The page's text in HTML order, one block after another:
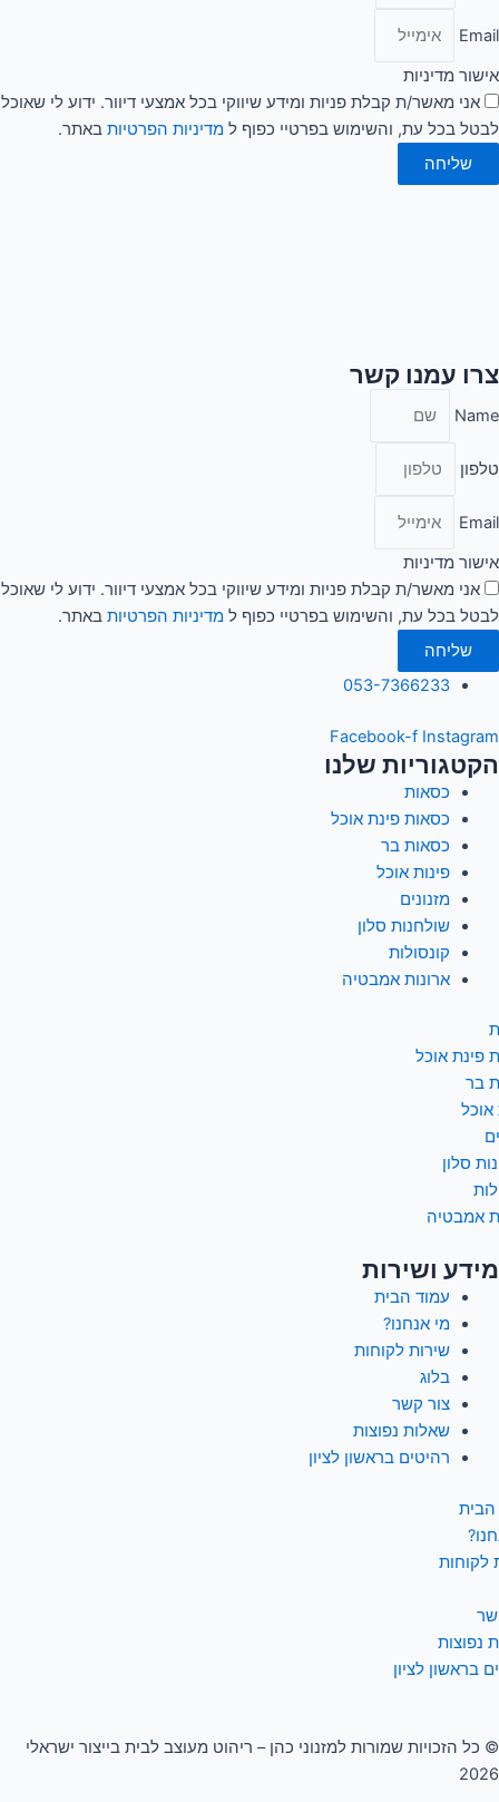
Email
אישור מדיניות
אני מאשר/ת קבלת פניות ומידע שיווקי בכל אמצעי דיוור. ידוע לי שאוכל
לבטל בכל עת, והשימוש בפרטיי כפוף ל מדיניות הפרטיות באתר.
שליחה
צרו עמנו קשר
Name
טלפון
Email
אישור מדיניות
אני מאשר/ת קבלת פניות ומידע שיווקי בכל אמצעי דיוור. ידוע לי שאוכל
לבטל בכל עת, והשימוש בפרטיי כפוף ל מדיניות הפרטיות באתר.
שליחה
053-7366233
Facebook-f Instagram
הקטגוריות שלנו
כסאות
כסאות פינת אוכל
כסאות בר
פינות אוכל
מזנונים
שולחנות סלון
קונסולות
ארונות אמבטיה
פינת אוכל
בר
אוכל
סלון
אמבטיה
מידע ושירות
עמוד הבית
מי אנחנו?
שירות לקוחות
בלוג
צור קשר
שאלות נפוצות
רהיטים בראשון לציון
הבית
לקוחות
נפוצות
בראשון לציון
© כל הזכויות שמורות למזנוני כהן – ריהוט מעוצב לבית בייצור ישראלי
2026